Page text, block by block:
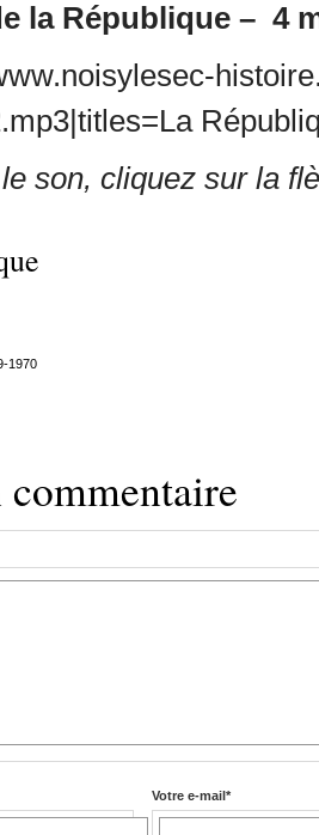
la République – 4
son, cliquez sur la
1970
Votre e-mail*